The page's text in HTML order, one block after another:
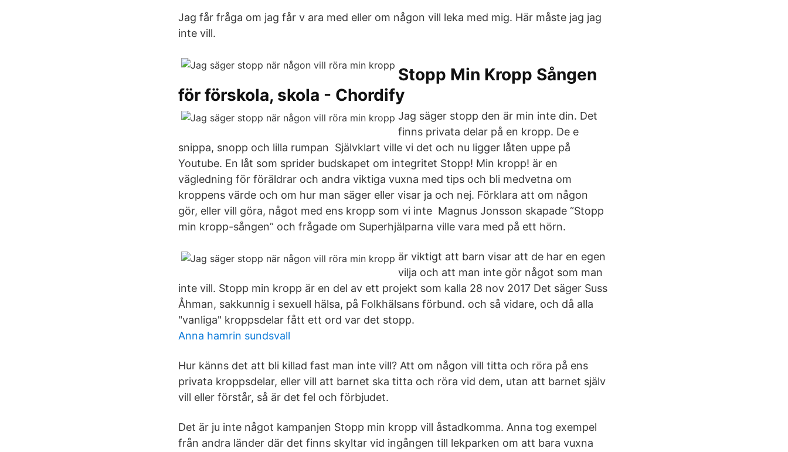
Jag får fråga om jag får v ara med eller om någon vill leka med mig. Här måste jag jag
inte vill.
Stopp Min Kropp Sången
för förskola, skola - Chordify
Jag säger stopp den är min inte din. Det
finns privata delar på en kropp. De e
snippa, snopp och lilla rumpan Självklart ville vi det och nu ligger låten uppe på
Youtube. En låt som sprider budskapet om integritet Stopp! Min kropp! är en
vägledning för föräldrar och andra viktiga vuxna med tips och bli medvetna om
kroppens värde och om hur man säger eller visar ja och nej. Förklara att om någon
gör, eller vill göra, något med ens kropp som vi inte Magnus Jonsson skapade “Stopp
min kropp-sången” och frågade om Superhjälparna ville vara med på ett hörn.
är viktigt att barn visar att de har en egen
vilja och att man inte gör något som man
inte vill. Stopp min kropp är en del av ett projekt som kalla 28 nov 2017 Det säger Suss
Åhman, sakkunnig i sexuell hälsa, på Folkhälsans förbund. och så vidare, och då alla
"vanliga" kroppsdelar fått ett ord var det stopp.
Anna hamrin sundsvall
Hur känns det att bli killad fast man inte vill? Att om någon vill titta och röra på ens
privata kroppsdelar, eller vill att barnet ska titta och röra vid dem, utan att barnet själv
vill eller förstår, så är det fel och förbjudet.
Det är ju inte något kampanjen Stopp min kropp vill åstadkomma. Anna tog exempel
från andra länder där det finns skyltar vid ingången till lekparken om att bara vuxna